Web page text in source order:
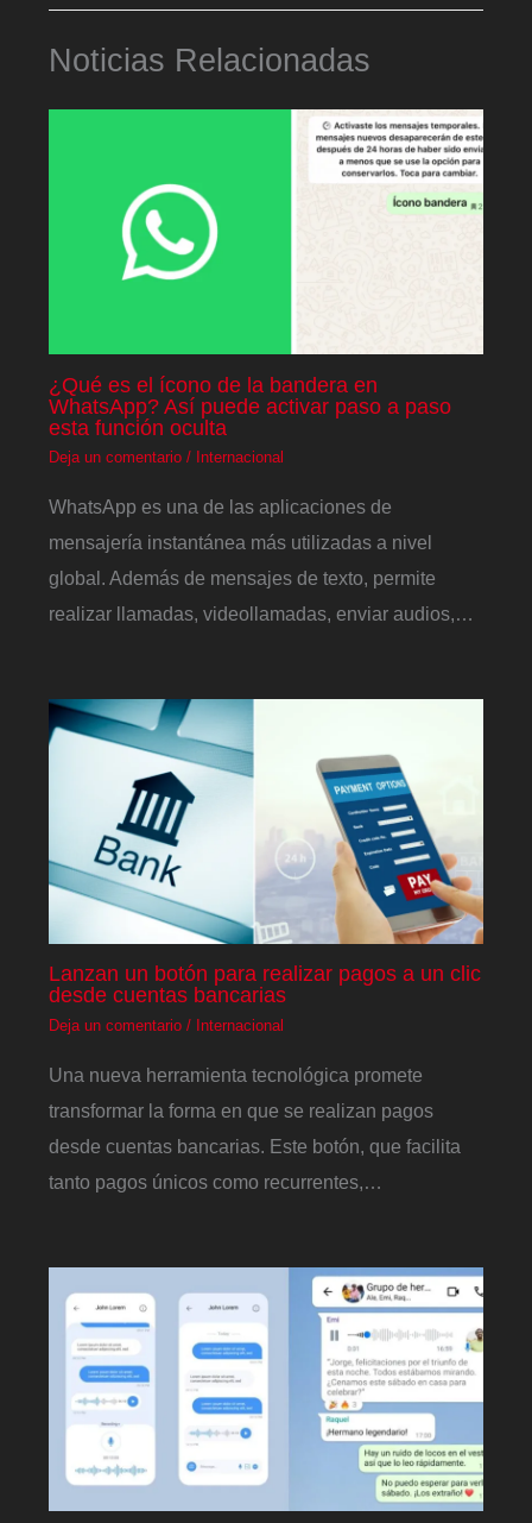
Noticias Relacionadas
¿Qué es el ícono de la bandera en
WhatsApp? Así puede activar paso a paso
esta función oculta
Deja un comentario / Internacional
WhatsApp es una de las aplicaciones de
mensajería instantánea más utilizadas a nivel
global. Además de mensajes de texto, permite
realizar llamadas, videollamadas, enviar audios,…
Lanzan un botón para realizar pagos a un clic
desde cuentas bancarias
Deja un comentario / Internacional
Una nueva herramienta tecnológica promete
transformar la forma en que se realizan pagos
desde cuentas bancarias. Este botón, que facilita
tanto pagos únicos como recurrentes,…